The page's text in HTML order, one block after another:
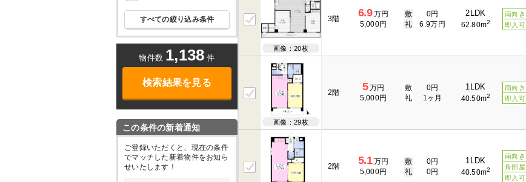
すべての絞り込み条件
物件数 1,138 件
検索結果を見る
この条件の新着通知
ご登録いただくと、現在の条件
でマッチした新着物件をお知ら
せいたします！
画像：20枚
3階 6.9万円
5,000円
敷
0円
礼
6.9万円
2LDK
62.80m2
南向き
即入可
画像：29枚
2階 5万円
5,000円
敷
0円
礼
1ヶ月
1LDK
40.50m2
南向き
即入可
2階 5.1万円
5,000円
敷
0円
礼
0円
1LDK
40.50m2
南向き
角部屋
即入可